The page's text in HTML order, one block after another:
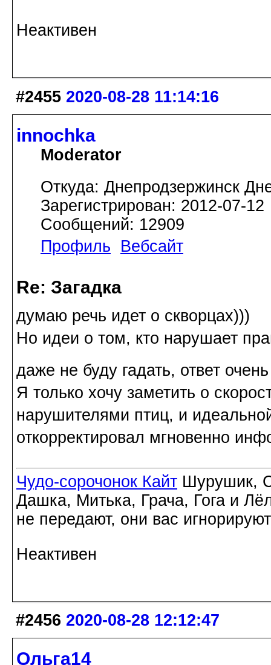
Неактивен
#2455 2020-08-28 11:14:16
innochka
Moderator
Откуда: Днепродзержинск
Зарегистрирован: 2012-07-12
Сообщений: 12909
Профиль
Вебсайт
Re: Загадка
думаю речь идет о скворцах)))
Но идеи о том, кто нарушает
даже не буду гадать, ответ
Я только хочу заметить о
нарушителями птиц, и
откорректировал мгновенно
Чудо-сорочонок Кайт Шурушик,
Дашка, Митька, Грача, Гога и
не передают, они вас игнорируют
Неактивен
#2456 2020-08-28 12:12:47
Ольга14